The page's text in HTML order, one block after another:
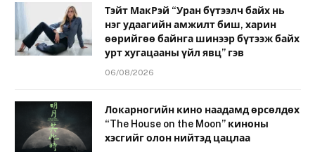
Тэйт МакРэй “Уран бүтээлч байх нь
нэг удаагийн амжилт биш, харин
өөрийгөө байнга шинээр бүтээж байх
урт хугацааны үйл явц” гэв
06/08/2026
Локарногийн кино наадамд өрсөлдөх
“The House on the Moon” киноны
хэсгийг олон нийтэд цацлаа